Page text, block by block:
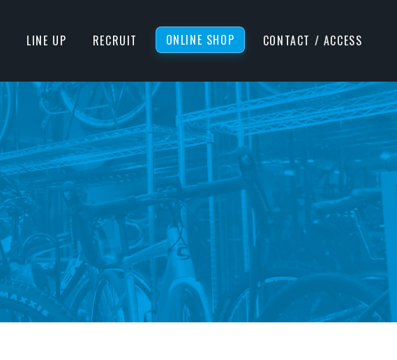
LINE UP RECRUIT ONLINE SHOP CONTACT / ACCESS